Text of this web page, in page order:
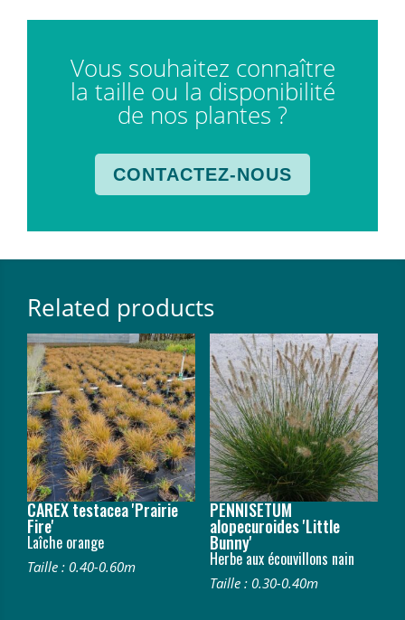
Vous souhaitez connaître
la taille ou la disponibilité
de nos plantes ?
CONTACTEZ-NOUS
Related products
CAREX testacea 'Prairie
Fire'
Laîche orange
Taille : 0.40-0.60m
PENNISETUM
alopecuroides 'Little
Bunny'
Herbe aux écouvillons nain
Taille : 0.30-0.40m